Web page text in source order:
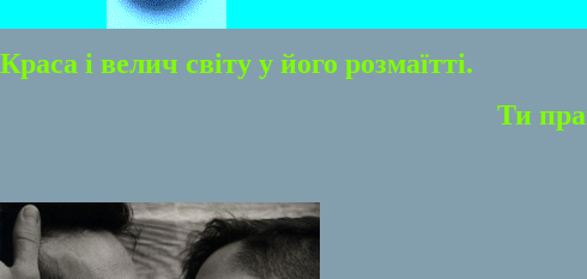
Краса і велич світу у його розмаїтті.
Ти